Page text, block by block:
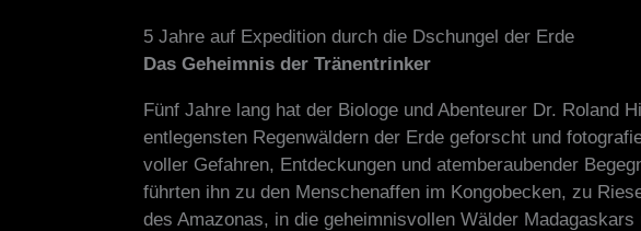
5 Jahre auf Expedition durch die Dschungel der Erde
Das Geheimnis der Tränentrinker
Fünf Jahre lang hat der Biologe und Abenteurer Dr. Roland
entlegensten Regenwäldern der Erde geforscht und
voller Gefahren, Entdeckungen und atemberaubender
führten ihn zu den Menschenaffen im Kongobecken, zu
des Amazonas, in die geheimnisvollen Wälder Madagaskars